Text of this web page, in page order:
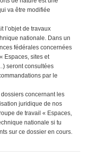
va être modifiée
l’objet de travaux
nationale. Dans un
fédérales concernées
Espaces, sites et
seront consultées
par le
concernant les
juridique de nos
de travail « Espaces,
nationale si tu
sur ce dossier en cours.